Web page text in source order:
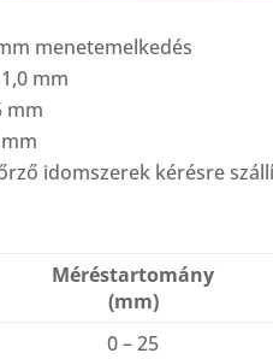
menetemelkedés
mm
mm
idomszerek kérésre
Méréstartomány
(mm)
0 – 25